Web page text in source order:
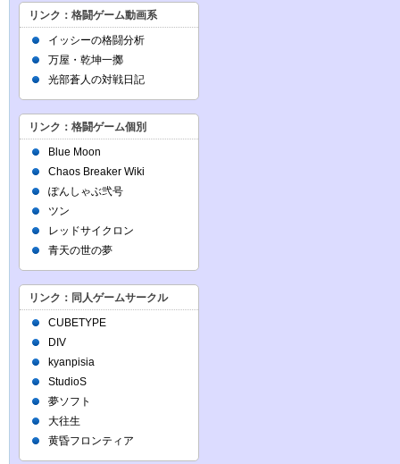
リンク：格闘ゲーム動画系
イッシーの格闘分析
万屋・乾坤一擲
光部蒼人の対戦日記
リンク：格闘ゲーム個別
Blue Moon
Chaos Breaker Wiki
ぽんしゃぶ弐号
ツン
レッドサイクロン
青天の世の夢
リンク：同人ゲームサークル
CUBETYPE
DIV
kyanpisia
StudioS
夢ソフト
大往生
黄昏フロンティア